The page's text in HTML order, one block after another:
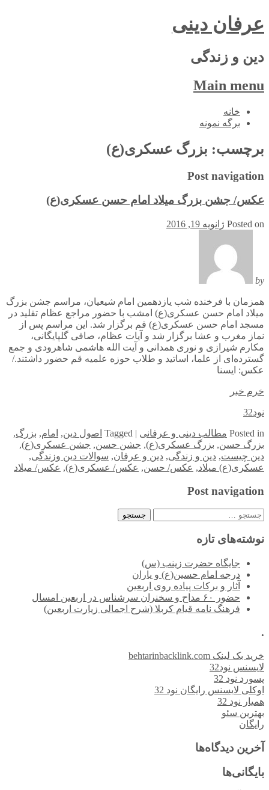
عرفان دینی
دین و زندگی
Main menu
Skip
خانه
برگه نمونه
برچسب: بزرگ عسکری(ع)
Post navigation
عکس/ جشن بزرگ میلاد امام حسن عسکری(ع)
Posted on ژانویه 19, 2016
by
همزمان با فرخنده شب یازدهمین امام شیعیان، مراسم جشن بزرگ
میلاد امام حسن عسکری(ع) امشب با حضور مراجع عظام تقلید در
مسجد امام حسن عسکری(ع) قم برگزار شد. این مراسم پس از
نماز مغرب و عشا برگزار شد و آیات عظام، صافی گلپایگانی،
مکارم شیرازی و نوری همدانی و آیت الله هاشمی شاهرودی و جمع
گسترده‌ای از علما، اساتید و طلاب حوزه علمیه قم حضور داشتند./
عکس: ایسنا
خرم خبر
نود32
Posted in مطالب دینی و عرفانی |
Tagged اصول دین, امام, بزرگ,
بزرگ حسن, بزرگ عسکری(ع), جشن حسن, جشن عسکری(ع),
دین چیست, دین و زندگی, دین و عرفان, سوالات دین وزندگی,
عسکری(ع) میلاد, عکس/ حسن, عکس/ عسکری(ع), عکس/ میلاد
Post navigation
جستجو
نوشته‌های تازه
جایگاه حضرت زینب (س)
درجه امام حسین(ع) و یاران
آثار و برکات پیاده روی اربعین
حضور ۶۰ مداح و سخنران سرشناس در اربعین امسال
فرهنگ نامه قیام کربلا (شرح اجمالی زیارت اربعین)
.
خرید بک لینک behtarinbacklink.com
لایسنس نود32
پسورد نود 32
اوکلی لایسنس رایگان نود 32
همیار نود 32
بهترین سئو
رایگان
آخرین دیدگاه‌ها
بایگانی‌ها